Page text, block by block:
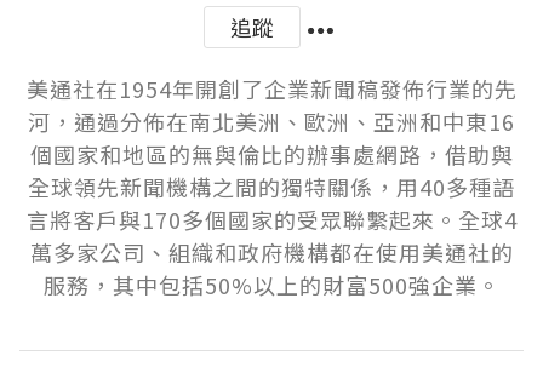
追蹤
美通社在1954年開創了企業新聞稿發佈行業的先
河，通過分佈在南北美洲、歐洲、亞洲和中東16
個國家和地區的無與倫比的辦事處網路，借助與
全球領先新聞機構之間的獨特關係，用40多種語
言將客戶與170多個國家的受眾聯繫起來。全球4
萬多家公司、組織和政府機構都在使用美通社的
服務，其中包括50%以上的財富500強企業。